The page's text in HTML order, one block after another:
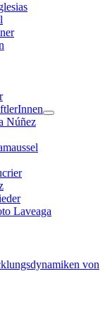
Núñez
Laveaga
von